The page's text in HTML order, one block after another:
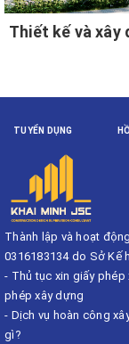
Thiết kế và xây
TUYỂN DỤNG
Thành lập và hoạt
0316183134 do Sở Kế
- Thủ tục xin giấy phép
phép xây dựng
- Dịch vụ hoàn công
gì?